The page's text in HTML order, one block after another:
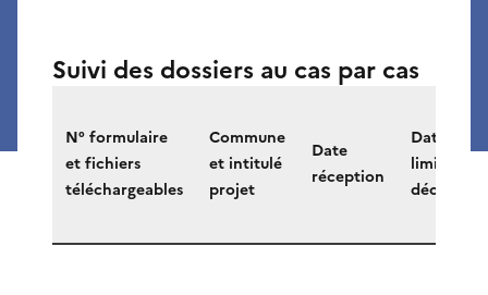
Suivi des dossiers au cas par cas
tous
les
documents
sur
N° formulaire
et fichiers
téléchargeables
Commune
et intitulé
projet
Date
réception
Date
limite
décision